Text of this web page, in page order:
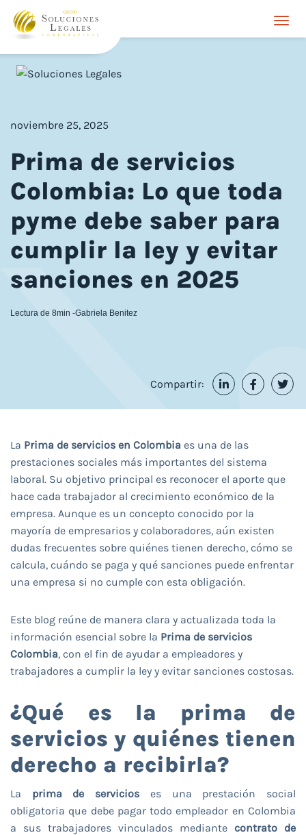
noviembre 25, 2025
Prima de servicios
Colombia: Lo que toda
pyme debe saber para
cumplir la ley y evitar
sanciones en 2025
Gabriela Benitez
Lectura de 8min -
Compartir:
La Prima de servicios en Colombia es una de las
prestaciones sociales más importantes del sistema
laboral. Su objetivo principal es reconocer el aporte que
hace cada trabajador al crecimiento económico de la
empresa. Aunque es un concepto conocido por la
mayoría de empresarios y colaboradores, aún existen
dudas frecuentes sobre quiénes tienen derecho, cómo se
calcula, cuándo se paga y qué sanciones puede enfrentar
una empresa si no cumple con esta obligación.
Este blog reúne de manera clara y actualizada toda la
información esencial sobre la Prima de servicios
Colombia, con el fin de ayudar a empleadores y
trabajadores a cumplir la ley y evitar sanciones costosas.
¿Qué es la prima de
servicios y quiénes tienen
derecho a recibirla?
La prima de servicios es una prestación social
obligatoria que debe pagar todo empleador en Colombia
a sus trabajadores vinculados mediante contrato de